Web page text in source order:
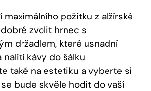
maximálního požitku z alžírské
zvolit hrnec s
držadlem, které usnadní
nalití kávy do šálku.
také na estetiku a vyberte si
bude skvěle hodit do vaší